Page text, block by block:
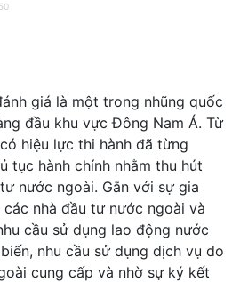
giá là một trong nhũng quốc
đầu khu vực Đông Nam Á. Từ
hiệu lực thi hành đã từng
tục hành chính nhằm thu hút
nước ngoài. Gắn với sự gia
nhà đầu tư nước ngoài và
cầu sử dụng lao động nước
nhu cầu sử dụng dịch vụ do
cung cấp và nhờ sự ký kết